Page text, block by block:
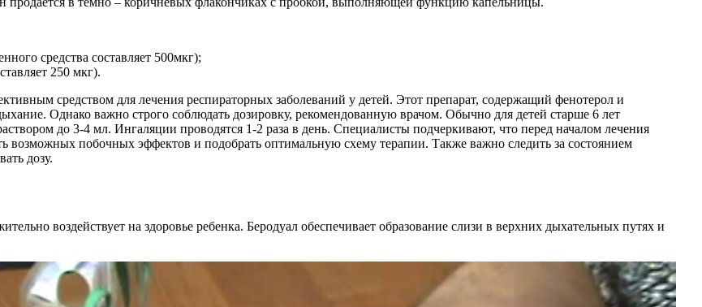
средства составляет 500мкг);
250 мкг).
средством для лечения респираторных заболеваний у детей. Этот препарат, содержащий фенотерол и
Однако важно строго соблюдать дозировку, рекомендованную врачом. Обычно для детей старше 6 лет
до 3-4 мл. Ингаляции проводятся 1-2 раза в день. Специалисты подчеркивают, что перед началом лечения
возможных побочных эффектов и подобрать оптимальную схему терапии. Также важно следить за состоянием
дозу.
воздействует на здоровье ребенка. Беродуал обеспечивает образование слизи в верхних дыхательных путях и